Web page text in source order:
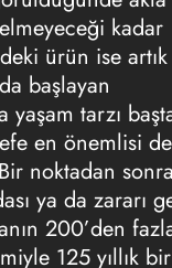
kadar
ürün ise artık
başlayan
tarzı
en önemlisi de
noktadan
ya da zararı
200’den
125 yıllık bir